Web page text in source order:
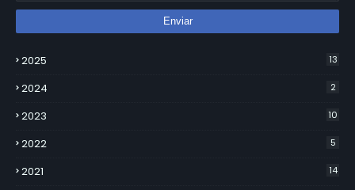
2025 13
2024 2
2023 10
2022 5
2021 14